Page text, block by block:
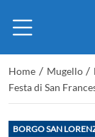
Home / Mugello /
Festa di San
BORGO SAN